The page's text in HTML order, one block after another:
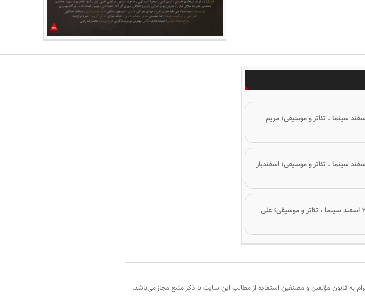
۲۴ اسفند سینما ، تئاتر و موسیقی؛ مریم
۲۴ اسفند سینما ، تئاتر و موسیقی؛ اسفندیار
درگذشتگان ۲۴ اسفند سینما ، تئاتر و موسیقی؛ علی
به قانون مؤلفین و مصنفین استفاده از مطالب این سایت با ذکر منبع مجاز می‌باشد.